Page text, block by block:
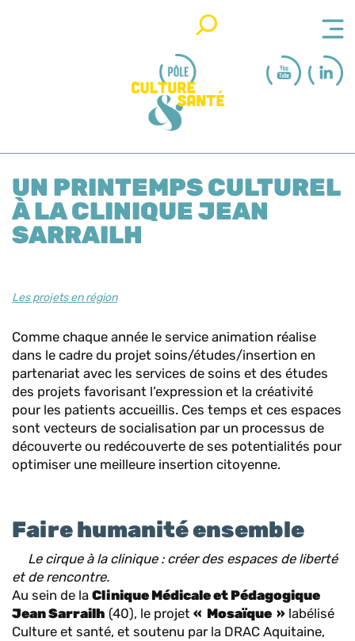
UN PRINTEMPS CULTUREL
À LA CLINIQUE JEAN
SARRAILH
Les projets en région
Comme chaque année le service animation réalise
dans le cadre du projet soins/études/insertion en
partenariat avec les services de soins et des études
des projets favorisant l’expression et la créativité
pour les patients accueillis. Ces temps et ces espaces
sont vecteurs de socialisation par un processus de
découverte ou redécouverte de ses potentialités pour
optimiser une meilleure insertion citoyenne.
Faire humanité ensemble
Le cirque à la clinique : créer des espaces de liberté
et de rencontre.
Au sein de la Clinique Médicale et Pédagogique
Jean Sarrailh (40), le projet « Mosaïque » labélisé
Culture et santé, et soutenu par la DRAC Aquitaine,